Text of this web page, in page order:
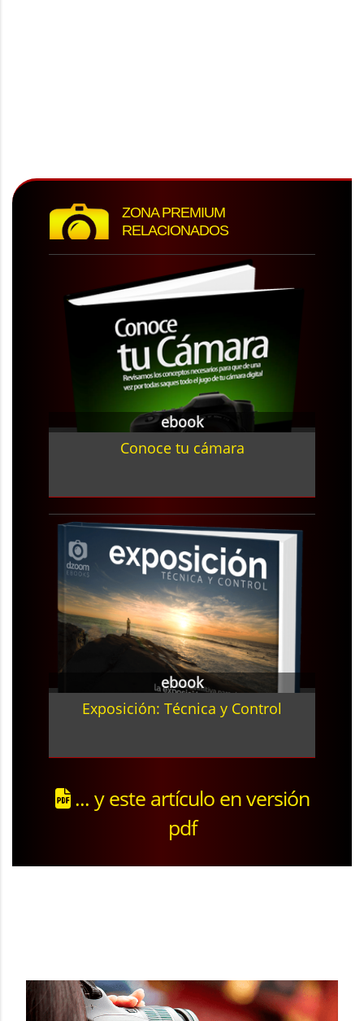
ZONA PREMIUM
RELACIONADOS
ebook
Conoce tu cámara
ebook
Exposición: Técnica y Control
... y este artículo en versión
pdf